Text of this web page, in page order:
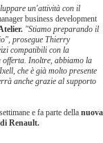
un'attività con il
business development
"Stiamo preparando il
prosegue Thierry
compatibili con la
offerta. Inoltre, abbiamo la
che è già molto presente
anche grazie al supporto
e fa parte della nuova
Renault.